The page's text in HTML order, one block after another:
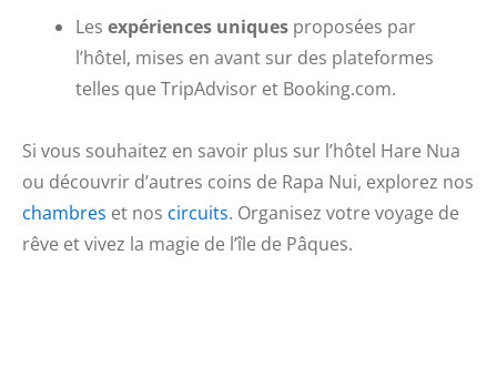
Les expériences uniques proposées par
l’hôtel, mises en avant sur des plateformes
telles que TripAdvisor et Booking.com.
Si vous souhaitez en savoir plus sur l’hôtel Hare Nua
ou découvrir d’autres coins de Rapa Nui, explorez nos
chambres et nos circuits. Organisez votre voyage de
rêve et vivez la magie de l’île de Pâques.